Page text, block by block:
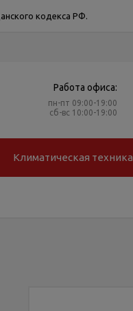
кодекса РФ.
Работа офиса:
пн-пт 09:00-19:00
сб-вс 10:00-19:00
Климатическая техника